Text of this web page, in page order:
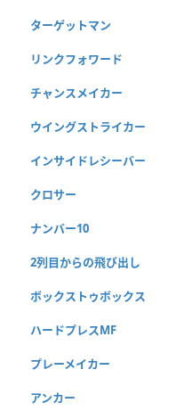
ターゲットマン
リンクフォワード
チャンスメイカー
ウイングストライカー
インサイドレシーバー
クロサー
ナンバー10
2列目からの飛び出し
ボックストゥボックス
ハードプレスMF
プレーメイカー
アンカー